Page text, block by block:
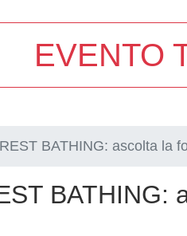
EVENTO
BATHING: ascolta la
BATHING: